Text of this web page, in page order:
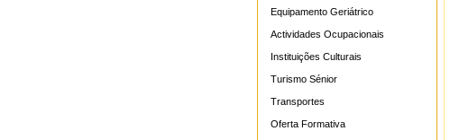
Equipamento Geriátrico
Actividades Ocupacionais
Instituições Culturais
Turismo Sénior
Transportes
Oferta Formativa